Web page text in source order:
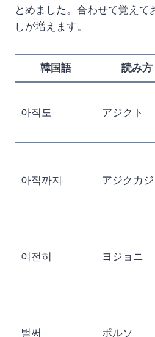
とめました。合わせて覚えて
しが増えます。
韓国語 読み方
아직도 アジクト
아직까지 アジクカジ
여전히 ヨジョニ
벌써 ポルソ